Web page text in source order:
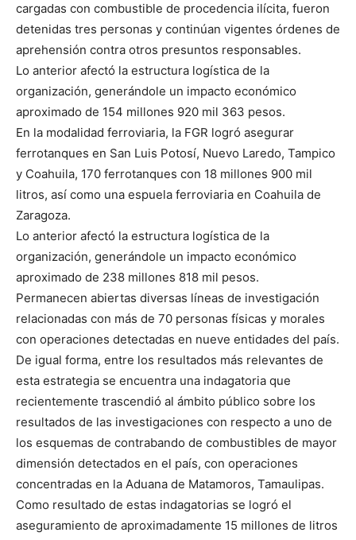
cargadas con combustible de procedencia ilícita, fueron
detenidas tres personas y continúan vigentes órdenes de
aprehensión contra otros presuntos responsables.
Lo anterior afectó la estructura logística de la
organización, generándole un impacto económico
aproximado de 154 millones 920 mil 363 pesos.
En la modalidad ferroviaria, la FGR logró asegurar
ferrotanques en San Luis Potosí, Nuevo Laredo, Tampico
y Coahuila, 170 ferrotanques con 18 millones 900 mil
litros, así como una espuela ferroviaria en Coahuila de
Zaragoza.
Lo anterior afectó la estructura logística de la
organización, generándole un impacto económico
aproximado de 238 millones 818 mil pesos.
Permanecen abiertas diversas líneas de investigación
relacionadas con más de 70 personas físicas y morales
con operaciones detectadas en nueve entidades del país.
De igual forma, entre los resultados más relevantes de
esta estrategia se encuentra una indagatoria que
recientemente trascendió al ámbito público sobre los
resultados de las investigaciones con respecto a uno de
los esquemas de contrabando de combustibles de mayor
dimensión detectados en el país, con operaciones
concentradas en la Aduana de Matamoros, Tamaulipas.
Como resultado de estas indagatorias se logró el
aseguramiento de aproximadamente 15 millones de litros